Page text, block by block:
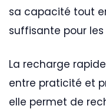
sa capacité tout
suffisante pour les
La recharge
entre praticité et
elle permet de